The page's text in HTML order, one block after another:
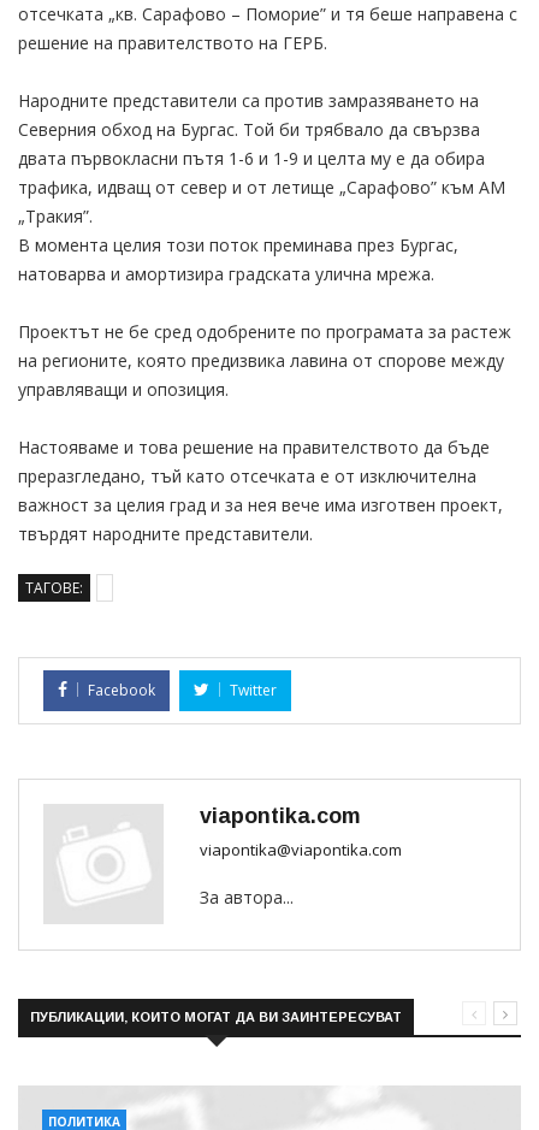
отсечката „кв. Сарафово – Поморие” и тя беше направена с
решение на правителството на ГЕРБ.
Народните представители са против замразяването на
Северния обход на Бургас. Той би трябвало да свързва
двата първокласни пътя 1-6 и 1-9 и целта му е да обира
трафика, идващ от север и от летище „Сарафово” към АМ
„Тракия”.
В момента целия този поток преминава през Бургас,
натоварва и амортизира градската улична мрежа.
Проектът не бе сред одобрените по програмата за растеж
на регионите, която предизвика лавина от спорове между
управляващи и опозиция.
Настояваме и това решение на правителството да бъде
преразгледано, тъй като отсечката е от изключителна
важност за целия град и за нея вече има изготвен проект,
твърдят народните представители.
ТАГОВЕ:
Facebook Twitter
viapontika.com
viapontika@viapontika.com
За автора...
ПУБЛИКАЦИИ, КОИТО МОГАТ ДА ВИ ЗАИНТЕРЕСУВАТ
ПОЛИТИКА